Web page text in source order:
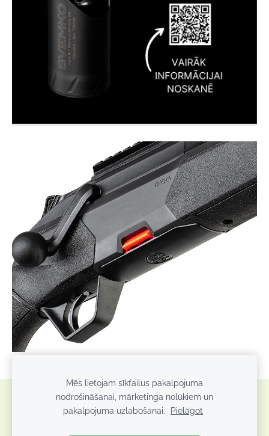
Sīkdatnes
Mēs lietojam sīkfailus pakalpojuma
nodrošināšanai, mārketinga nolūkiem un
pakalpojuma uzlabošanai.
Pielāgot